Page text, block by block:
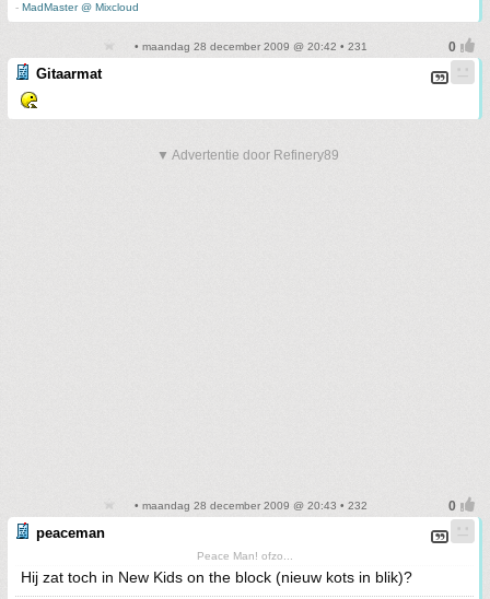
- MadMaster @ Mixcloud
• maandag 28 december 2009 @ 20:42 • 231
Gitaarmat
▼ Advertentie door Refinery89
• maandag 28 december 2009 @ 20:43 • 232
peaceman
Peace Man! ofzo...
Hij zat toch in New Kids on the block (nieuw kots in blik)?